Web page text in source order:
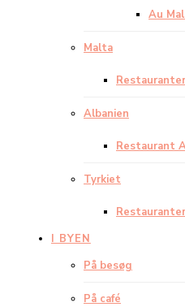
Au
Malta
Albanien
Restaurant
Tyrkiet
I BYEN
På besøg
På café